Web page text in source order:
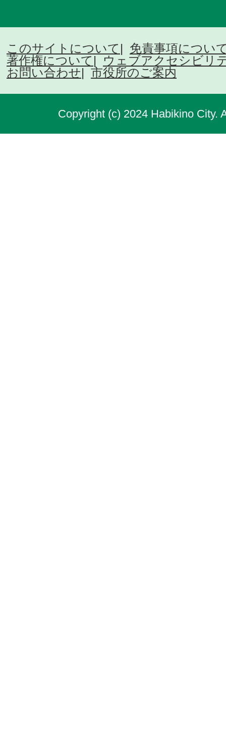
このサイトについて
免責事項につい
著作権について
ウェブアクセシビリ
お問い合わせ
市役所のご案内
Copyright (c) 2024 Habikino City.